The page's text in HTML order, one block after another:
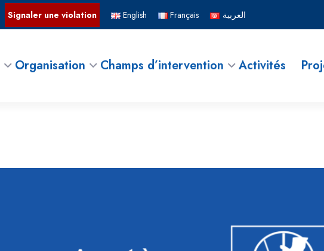
Signaler une violation English Français العربية
Organisation Champs d’intervention Activités